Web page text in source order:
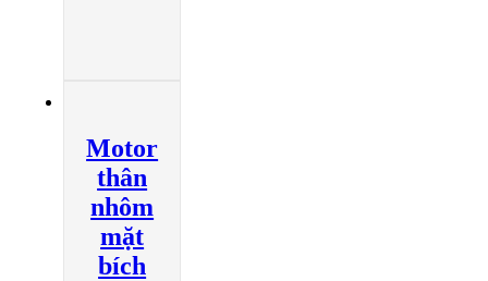
Motor
thân
nhôm
mặt
bích